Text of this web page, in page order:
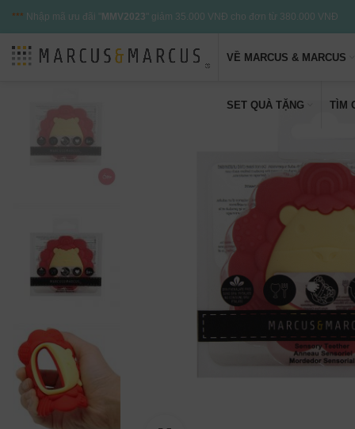
*** Nhập mã ưu đãi " MMV2023 " giảm 35.000 VNĐ cho đơn từ 380.000 VNĐ
VỀ MARCUS & MARCUS
SET QUÀ TẶNG TÌM